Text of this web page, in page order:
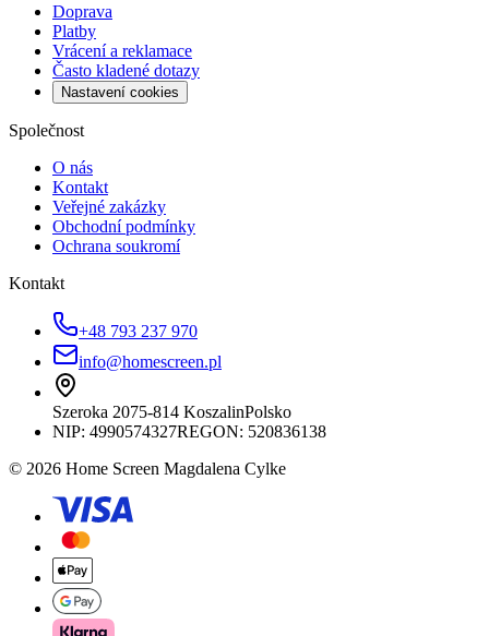
Doprava
Platby
Vrácení a reklamace
Často kladené dotazy
Nastavení cookies
Společnost
O nás
Kontakt
Veřejné zakázky
Obchodní podmínky
Ochrana soukromí
Kontakt
+48 793 237 970
info@homescreen.pl
Szeroka 2075-814 KoszalinPolsko
NIP: 4990574327REGON: 520836138
© 2026 Home Screen Magdalena Cylke